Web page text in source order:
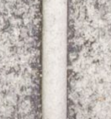
Nieuw
Kneders
Diosna SP40